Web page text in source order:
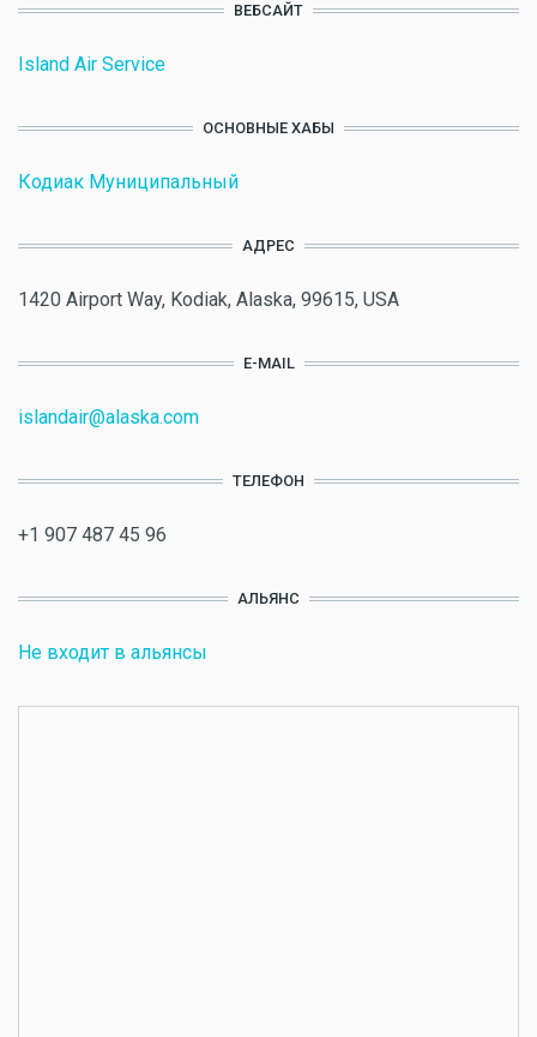
ВЕБСАЙТ
Island Air Service
ОСНОВНЫЕ ХАБЫ
Кодиак Муниципальный
АДРЕС
1420 Airport Way, Kodiak, Alaska, 99615, USA
E-MAIL
islandair@alaska.com
ТЕЛЕФОН
+1 907 487 45 96
АЛЬЯНС
Не входит в альянсы